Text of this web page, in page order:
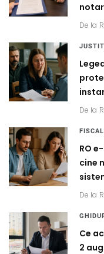
notar
De la
De la
RO
cine
De la
Ce
2